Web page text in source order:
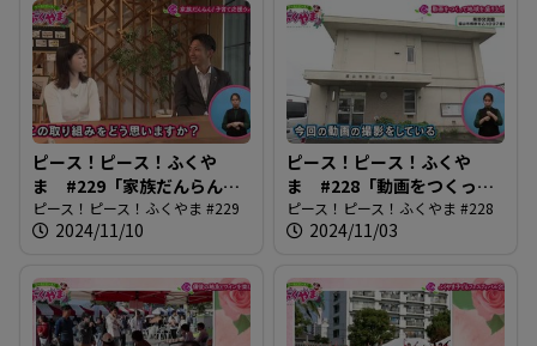
ピース！ピース！ふくや
ま #229「家族だんらん！
子育て応援ウィーク」
ピース！ピース！ふくやま #229
2024/11/10
ピース！ピース！ふくや
ま #228「動画をつくって
地域を盛り上げよう」
ピース！ピース！ふくやま #228
2024/11/03